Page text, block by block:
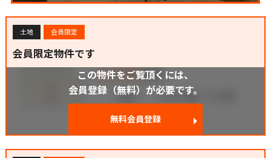
土地 会員限定
会員限定物件です
この物件をご覧頂くには、
会員登録（無料）が必要です。
無料会員登録